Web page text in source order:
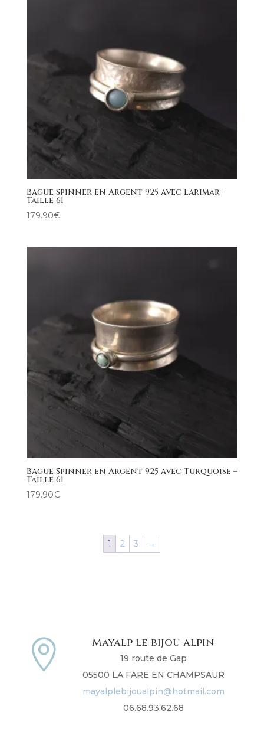
Bague Spinner en Argent 925 avec Larimar –
Taille 61
179.90€
Bague Spinner en Argent 925 avec Turquoise –
Taille 61
179.90€
1 2 3 →
 Mayalp le bijou alpin
19 route de Gap
05500 LA FARE EN CHAMPSAUR
mayalplebijoualpin@hotmail.com
06.68.93.62.68